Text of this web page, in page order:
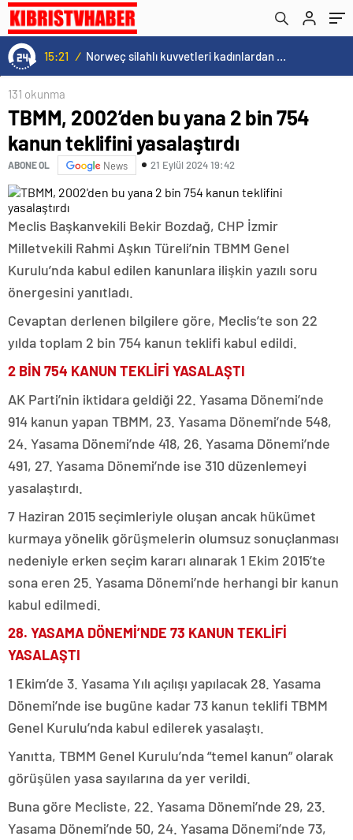
15:21 / Norweç silahlı kuvvetleri kadınlardan oluşan özel kuvvetler eğitimlerini başlattı.
131 okunma
TBMM, 2002’den bu yana 2 bin 754
kanun teklifini yasalaştırdı
ABONE OL News 21 Eylül 2024 19:42
Meclis Başkanvekili Bekir Bozdağ, CHP İzmir
Milletvekili Rahmi Aşkın Türeli’nin TBMM Genel
Kurulu’nda kabul edilen kanunlara ilişkin yazılı soru
önergesini yanıtladı.
Cevaptan derlenen bilgilere göre, Meclis’te son 22
yılda toplam 2 bin 754 kanun teklifi kabul edildi.
2 BİN 754 KANUN TEKLİFİ YASALAŞTI
AK Parti’nin iktidara geldiği 22. Yasama Dönemi’nde
914 kanun yapan TBMM, 23. Yasama Dönemi’nde 548,
24. Yasama Dönemi’nde 418, 26. Yasama Dönemi’nde
491, 27. Yasama Dönemi’nde ise 310 düzenlemeyi
yasalaştırdı.
7 Haziran 2015 seçimleriyle oluşan ancak hükümet
kurmaya yönelik görüşmelerin olumsuz sonuçlanması
nedeniyle erken seçim kararı alınarak 1 Ekim 2015’te
sona eren 25. Yasama Dönemi’nde herhangi bir kanun
kabul edilmedi.
28. YASAMA DÖNEMİ’NDE 73 KANUN TEKLİFİ
YASALAŞTI
1 Ekim’de 3. Yasama Yılı açılışı yapılacak 28. Yasama
Dönemi’nde ise bugüne kadar 73 kanun teklifi TBMM
Genel Kurulu’nda kabul edilerek yasalaştı.
Yanıtta, TBMM Genel Kurulu’nda “temel kanun” olarak
görüşülen yasa sayılarına da yer verildi.
Buna göre Mecliste, 22. Yasama Dönemi’nde 29, 23.
Yasama Dönemi’nde 50, 24. Yasama Dönemi’nde 73,